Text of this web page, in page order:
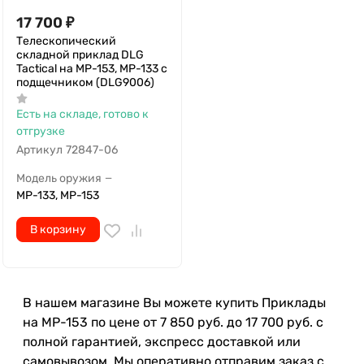
17 700 ₽
Телескопический
складной приклад DLG
Tactical на МР-153, МР-133 с
подщечником (DLG9006)
Есть на складе, готово к
отгрузке
Артикул 72847-06
Модель оружия —
МР-133, МР-153
В корзину
В нашем магазине Вы можете купить Приклады
на МР-153 по цене от 7 850 руб. до 17 700 руб. с
полной гарантией, экспресс доставкой или
самовывозом. Мы оперативно отправим заказ с